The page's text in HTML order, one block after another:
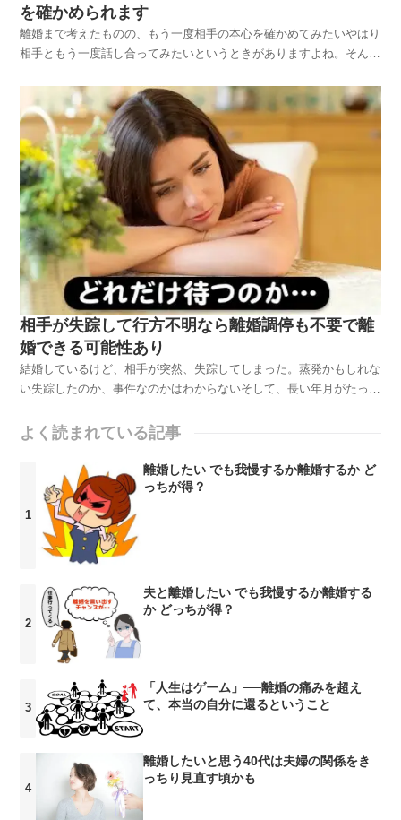
を確かめられます
離婚まで考えたものの、もう一度相手の本心を確かめてみたいやはり
相手ともう一度話し合ってみたいというときがありますよね。そんな
ってしまううまく話ができないということがあると思います。また、
一方が話し合いをしたい、と思っても相手が聞く耳を持た...
相手が失踪して行方不明なら離婚調停も不要で離
婚できる可能性あり
結婚しているけど、相手が突然、失踪してしまった。蒸発かもしれな
い失踪したのか、事件なのかはわからないそして、長い年月がたっ
てきません。相手との連絡も取れず、生きているのか死んでいるのか
よく読まれている記事
離婚したい でも我慢するか離婚するか ど
っちが得？
夫と離婚したい でも我慢するか離婚する
か どっちが得？
「人生はゲーム」──離婚の痛みを超え
て、本当の自分に還るということ
離婚したいと思う40代は夫婦の関係をき
っちり見直す頃かも